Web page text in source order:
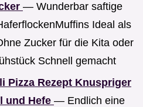
— Wunderbar saftige
Ideal als
Zucker für die Kita oder
Schnell gemacht
Pizza Rezept Knuspriger
und Hefe — Endlich eine